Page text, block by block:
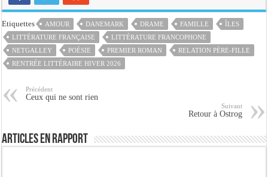
Etiquettes AMOUR DANEMARK DRAME FAMILLE
ÎLES
LITTÉRATURE FRANÇAISE
LITTÉRATURE FRANCOPHONE
NETGALLEY
POÉSIE PREMIER ROMAN
RELATION PÈRE-FILLE
RENTRÉE LITTÉRAIRE HIVER 2026
Précédent
Ceux qui ne sont rien
Suivant
Retour à Ostrog
Articles en rapport